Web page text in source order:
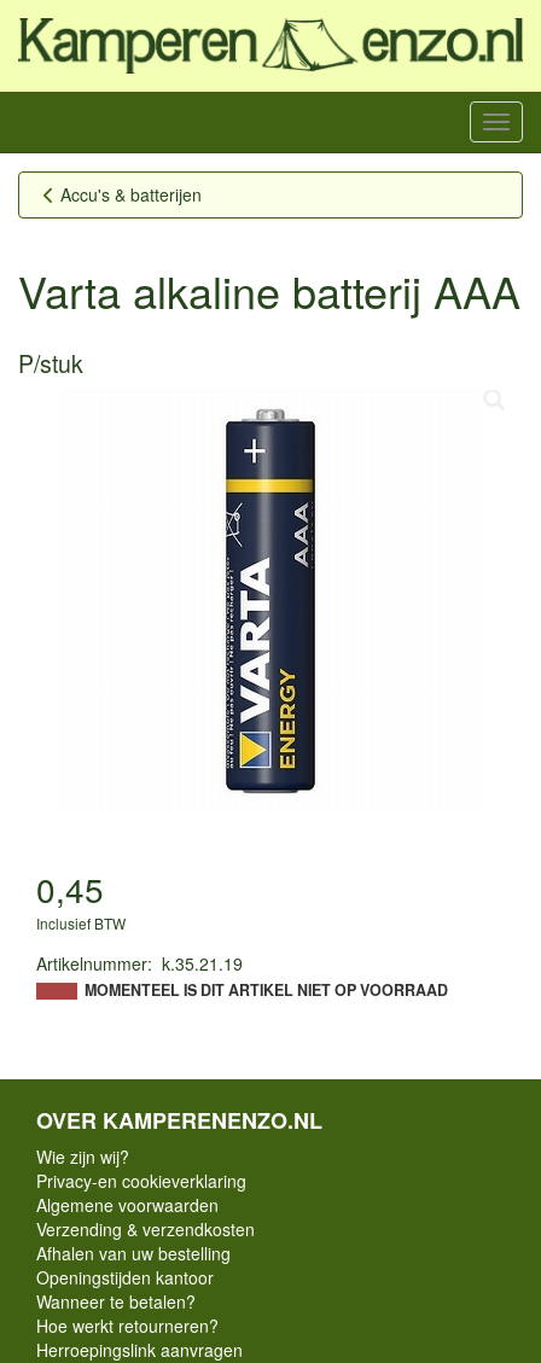
Menu
Accu's & batterijen
Varta alkaline batterij AAA
P/stuk
0,45
Inclusief BTW
Artikelnummer: k.35.21.19
MOMENTEEL IS DIT ARTIKEL NIET OP VOORRAAD
OVER KAMPERENENZO.NL
Wie zijn wij?
Privacy-en cookieverklaring
Algemene voorwaarden
Verzending & verzendkosten
Afhalen van uw bestelling
Openingstijden kantoor
Wanneer te betalen?
Hoe werkt retourneren?
Herroepingslink aanvragen